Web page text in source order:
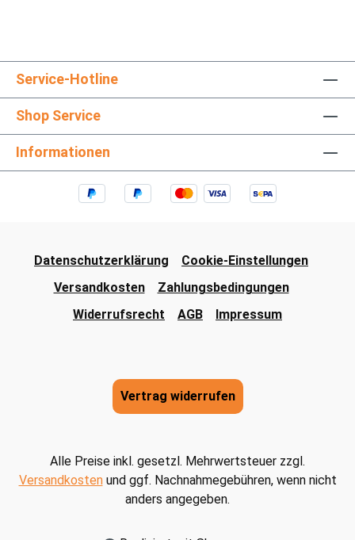
Service-Hotline
Shop Service
Informationen
Datenschutzerklärung
Cookie-Einstellungen
Versandkosten
Zahlungsbedingungen
Widerrufsrecht
AGB Impressum
Vertrag widerrufen
Alle Preise inkl. gesetzl. Mehrwertsteuer zzgl.
Versandkostenund ggf. Nachnahmegebühren, wenn nicht
anders angegeben.